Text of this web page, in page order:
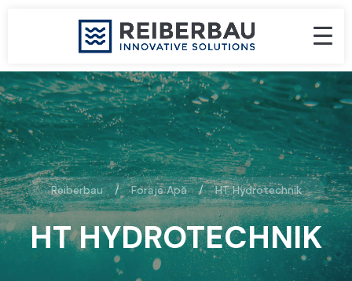
Reiberbau Foraje Apă HT Hydrotechnik
HT HYDROTECHNIK